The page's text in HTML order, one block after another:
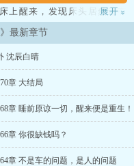
上醒来，发现床头居然还有
让本是心理医生的沈辰突然
，而且这个人格还特别有
姨妈了，肚子疼“ “多喝
块说起...
展开 »
最新章节
沈辰白晴
章 大结局
章 睡前原谅一切，醒来便是重生！
章 你很缺钱吗？
章 不是车的问题，是人的问题